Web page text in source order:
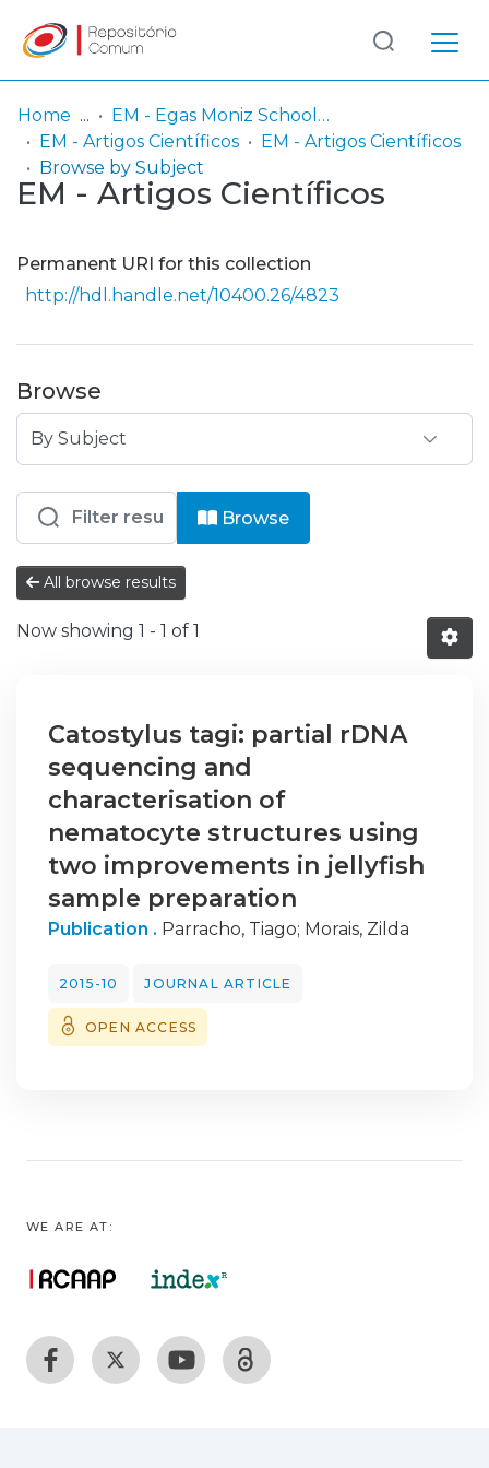
Communities
& Collections
Entities
Log
In
(current)
Home
EM - Egas Moniz School of Health & Science
EM - Artigos Científicos
EM - Artigos Científicos
Browse by Subject
EM - Artigos Científicos
Permanent URI for this collection
http://hdl.handle.net/10400.26/4823
Browse
Browsing EM - Artigos Científicos by
Browse
All browse results
Now showing 1 - 1 of 1
Catostylus tagi: partial rDNA
sequencing and
characterisation of
nematocyte structures using
two improvements in jellyfish
sample preparation
Publication . Parracho, Tiago; Morais, Zilda
2015-10 JOURNAL ARTICLE
OPEN ACCESS
WE ARE AT: